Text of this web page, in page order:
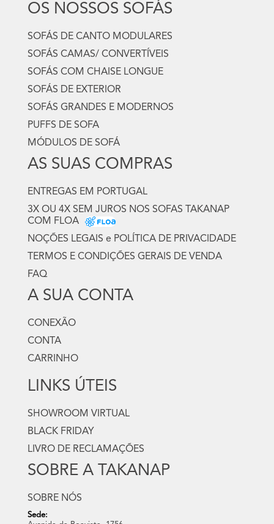
OS NOSSOS SOFÁS
SOFÁS DE CANTO MODULARES
SOFÁS CAMAS/ CONVERTÍVEIS
SOFÁS COM CHAISE LONGUE
SOFÁS DE EXTERIOR
SOFÁS GRANDES E MODERNOS
PUFFS DE SOFA
MÓDULOS DE SOFÁ
AS SUAS COMPRAS
ENTREGAS EM PORTUGAL
3X OU 4X SEM JUROS NOS SOFAS TAKANAP
COM FLOA
NOÇÕES LEGAIS e POLÍTICA DE PRIVACIDADE
TERMOS E CONDIÇÕES GERAIS DE VENDA
FAQ
A SUA CONTA
CONEXÃO
CONTA
CARRINHO
LINKS ÚTEIS
SHOWROOM VIRTUAL
BLACK FRIDAY
LIVRO DE RECLAMAÇÕES
SOBRE A TAKANAP
SOBRE NÓS
Sede: